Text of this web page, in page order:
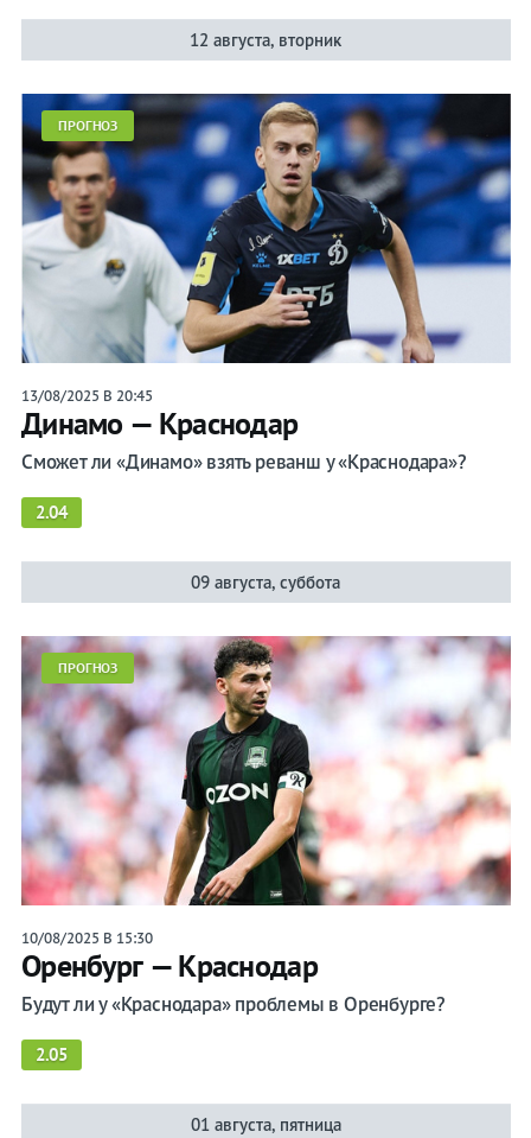
12 августа, вторник
ПРОГНОЗ
13/08/2025 В 20:45
Динамо — Краснодар
Сможет ли «Динамо» взять реванш у «Краснодара»?
2.04
09 августа, суббота
ПРОГНОЗ
10/08/2025 В 15:30
Оренбург — Краснодар
Будут ли у «Краснодара» проблемы в Оренбурге?
2.05
01 августа, пятница